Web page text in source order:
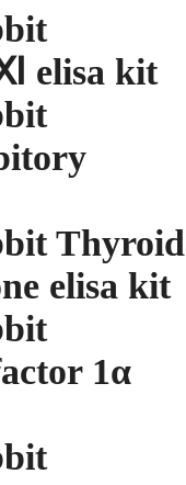
elisa kit
Thyroid
elisa kit
1α